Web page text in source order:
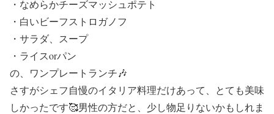
・なめらかチーズマッシュポテト
・白いビーフストロガノフ
・サラダ、スープ
・ライスorパン
の、ワンプレートランチ🎶
さすがシェフ自慢のイタリア料理だけあって、とても美味
しかったです🥰男性の方だと、少し物足りないかもしれま